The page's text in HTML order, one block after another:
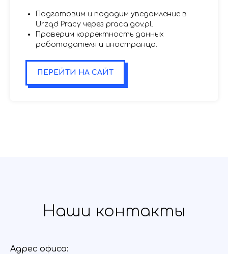
Подготовим и подадим уведомление в
Urząd Pracy через praca.gov.pl.
Проверим корректность данных
работодателя и иностранца.
ПЕРЕЙТИ НА САЙТ
Наши контакты
Адрес офиса: